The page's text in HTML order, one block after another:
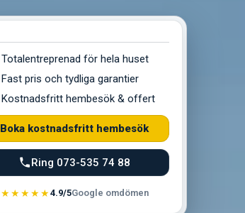
Totalentreprenad för hela huset
Fast pris och tydliga garantier
Kostnadsfritt hembesök & offert
Boka kostnadsfritt hembesök
Ring 073-535 74 88
★★★★★4.9/5Google omdömen